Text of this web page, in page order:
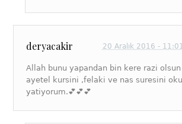
deryacakir 20 Aralık 2016 - 11:01
Allah bunu yapandan bin kere razi
ayetel kursini ,felaki ve nas suresini
yatiyorum.💕💕💕